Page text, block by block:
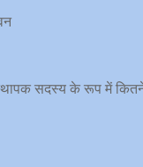
सदस्य के रूप में कितने